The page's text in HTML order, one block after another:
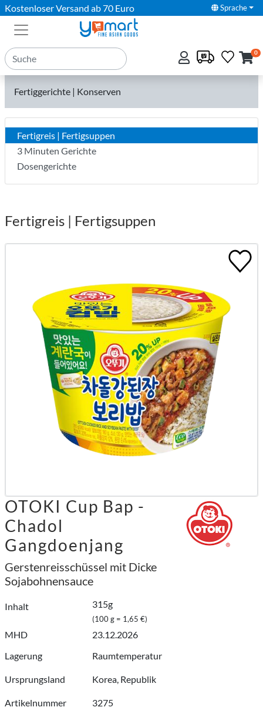
Kostenloser Versand ab 70 Euro Sprache
0
Fertiggerichte | Konserven
Fertigreis | Fertigsuppen
3 Minuten Gerichte
Dosengerichte
Fertigreis | Fertigsuppen
OTOKI Cup Bap -
Chadol
Gangdoenjang
Gerstenreisschüssel mit Dicke
Sojabohnensauce
Inhalt 315g
(100 g = 1,65 €)
MHD
23.12.2026
Lagerung
Raumtemperatur
Ursprungsland Korea, Republik
Artikelnummer 3275